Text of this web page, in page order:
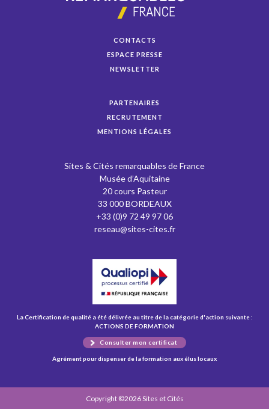
CONTACTS
ESPACE PRESSE
NEWSLETTER
PARTENAIRES
RECRUTEMENT
MENTIONS LÉGALES
Sites & Cités remarquables de France
Musée d’Aquitaine
20 cours Pasteur
33 000 BORDEAUX
+33 (0)9 72 49 97 06
reseau@sites-cites.fr
La Certification de qualité a été délivrée au titre de la catégorie d'action suivante :
ACTIONS DE FORMATION
Consulter mon certificat
Agrément pour dispenser de la formation aux élus locaux
Copyright ©2026 Sites et Cités